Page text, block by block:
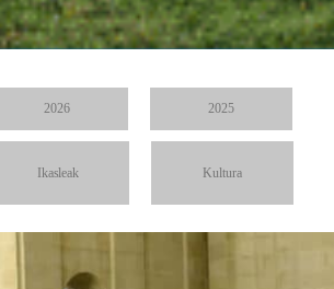
2026 2025
Ikasleak Kultura